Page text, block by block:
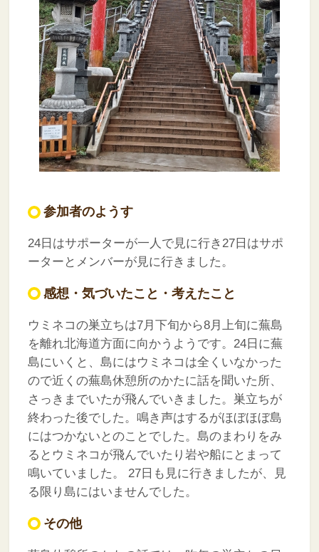
参加者のようす
24日はサポーターが一人で見に行き27日はサポ
ーターとメンバーが見に行きました。
感想・気づいたこと・考えたこと
ウミネコの巣立ちは7月下旬から8月上旬に蕪島
を離れ北海道方面に向かうようです。24日に蕪
島にいくと、島にはウミネコは全くいなかった
ので近くの蕪島休憩所のかたに話を聞いた所、
さっきまでいたが飛んでいきました。巣立ちが
終わった後でした。鳴き声はするがほぼほぼ島
にはつかないとのことでした。島のまわりをみ
るとウミネコが飛んでいたり岩や船にとまって
鳴いていました。
27日も見に行きましたが、見
る限り島にはいませんでした。
その他